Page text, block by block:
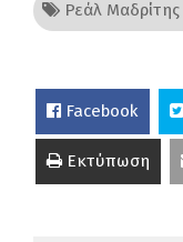
Ρεάλ Μαδρίτης
Facebook
Εκτύπωση